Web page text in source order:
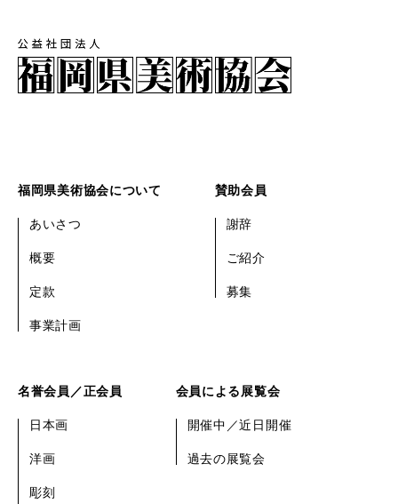
福岡県美術協会について
あいさつ
概要
定款
事業計画
賛助会員
謝辞
ご紹介
募集
名誉会員／正会員
日本画
洋画
彫刻
会員による展覧会
開催中／近日開催
過去の展覧会